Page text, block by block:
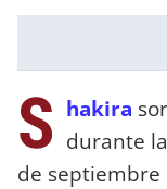
S hakira
durante
de septiembre